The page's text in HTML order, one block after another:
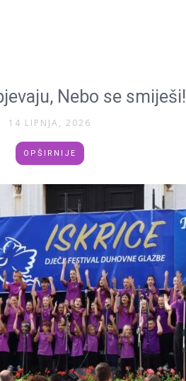
Nebo se smiješi!
14 LIPNJA, 2026
OPŠIRNIJE